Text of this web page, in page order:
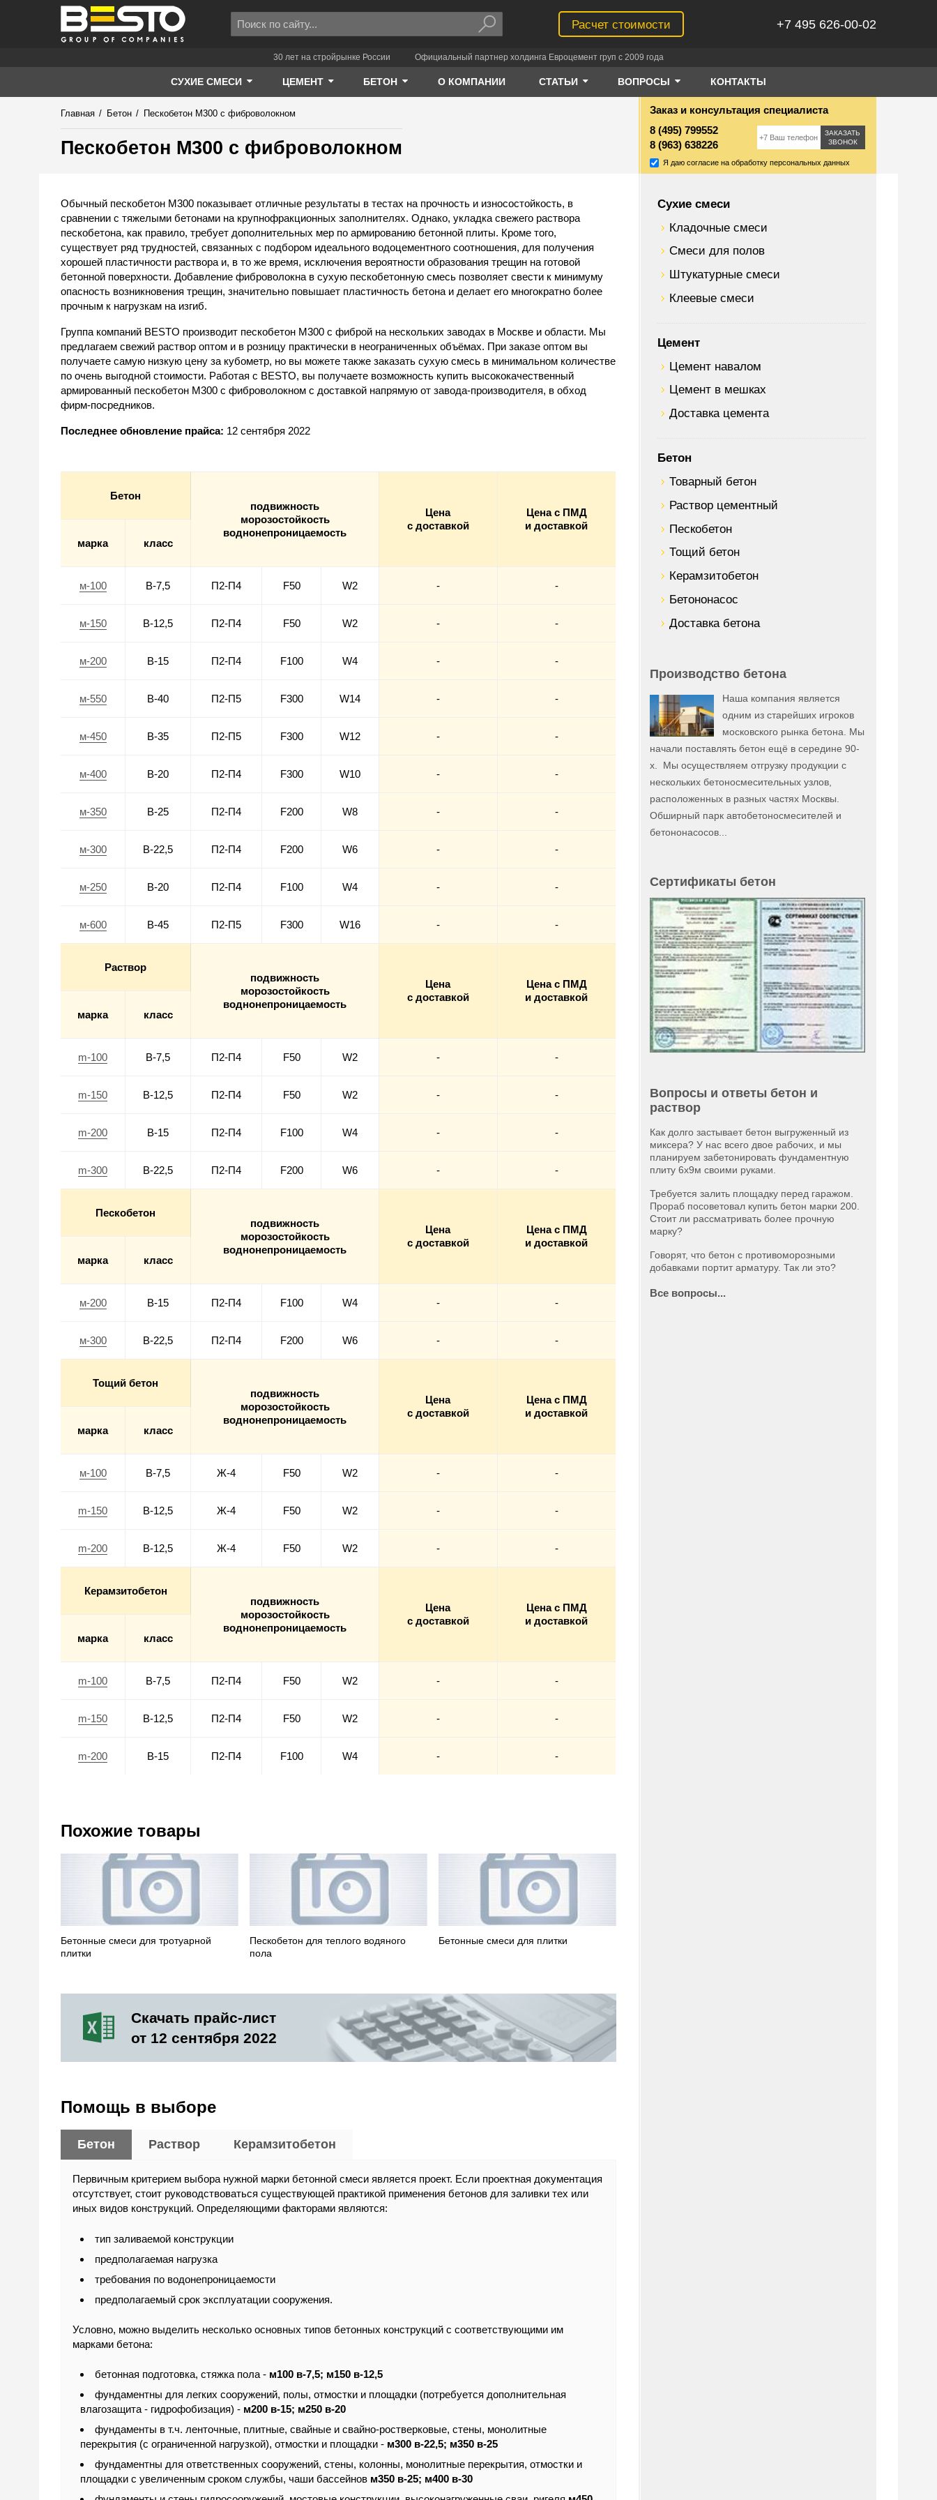
Расчет стоимости +7 495 626-00-02
30 лет на стройрынке России Официальный партнер холдинга Евроцемент груп с 2009 года
СУХИЕ СМЕСИ ЦЕМЕНТ БЕТОН О КОМПАНИИ СТАТЬИ ВОПРОСЫ КОНТАКТЫ
Главная / Бетон / Пескобетон М300 с фиброволокном
Пескобетон М300 с фиброволокном
Заказ и консультация специалиста
8 (495) 799552
8 (963) 638226
ЗАКАЗАТЬ
ЗВОНОК
Я даю согласие на обработку персональных данных
Обычный пескобетон М300 показывает отличные результаты в тестах на прочность и износостойкость, в
сравнении с тяжелыми бетонами на крупнофракционных заполнителях. Однако, укладка свежего раствора
пескобетона, как правило, требует дополнительных мер по армированию бетонной плиты. Кроме того,
существует ряд трудностей, связанных с подбором идеального водоцементного соотношения, для получения
хорошей пластичности раствора и, в то же время, исключения вероятности образования трещин на готовой
бетонной поверхности. Добавление фиброволокна в сухую пескобетонную смесь позволяет свести к минимуму
опасность возникновения трещин, значительно повышает пластичность бетона и делает его многократно более
прочным к нагрузкам на изгиб.
Группа компаний BESTO производит пескобетон М300 с фиброй на нескольких заводах в Москве и области. Мы
предлагаем свежий раствор оптом и в розницу практически в неограниченных объёмах. При заказе оптом вы
получаете самую низкую цену за кубометр, но вы можете также заказать сухую смесь в минимальном количестве
по очень выгодной стоимости. Работая с BESTO, вы получаете возможность купить высококачественный
армированный пескобетон М300 с фиброволокном с доставкой напрямую от завода-производителя, в обход
фирм-посредников.
Последнее обновление прайса: 12 сентября 2022
Бетон
подвижность
морозостойкость
воднонепроницаемость
Цена
с доставкой
Цена с ПМД
и доставкой
марка
класс
м-100 В-7,5 П2-П4 F50 W2 - -
м-150 В-12,5 П2-П4 F50 W2 - -
м-200 В-15 П2-П4 F100 W4 - -
м-550 В-40 П2-П5 F300 W14 - -
м-450 В-35 П2-П5 F300 W12 - -
м-400 В-20 П2-П4 F300 W10 - -
м-350 В-25 П2-П4 F200 W8 - -
м-300 В-22,5 П2-П4 F200 W6 - -
м-250 В-20 П2-П4 F100 W4 - -
м-600 В-45 П2-П5 F300 W16 - -
Раствор
подвижность
морозостойкость
воднонепроницаемость
Цена
с доставкой
Цена с ПМД
и доставкой
марка
класс
m-100 В-7,5 П2-П4 F50 W2 - -
m-150 В-12,5 П2-П4 F50 W2 - -
m-200 В-15 П2-П4 F100 W4 - -
m-300 В-22,5 П2-П4 F200 W6 - -
Пескобетон
подвижность
морозостойкость
воднонепроницаемость
Цена
с доставкой
Цена с ПМД
и доставкой
марка
класс
м-200 В-15 П2-П4 F100 W4 - -
м-300 В-22,5 П2-П4 F200 W6 - -
Тощий бетон
подвижность
морозостойкость
воднонепроницаемость
Цена
с доставкой
Цена с ПМД
и доставкой
марка
класс
м-100 В-7,5 Ж-4 F50 W2 - -
m-150 В-12,5 Ж-4 F50 W2 - -
m-200 В-12,5 Ж-4 F50 W2 - -
Керамзитобетон
подвижность
морозостойкость
воднонепроницаемость
Цена
с доставкой
Цена с ПМД
и доставкой
марка
класс
m-100 В-7,5 П2-П4 F50 W2 - -
m-150 В-12,5 П2-П4 F50 W2 - -
m-200 В-15 П2-П4 F100 W4 - -
Похожие товары
Бетонные смеси для тротуарной
плитки
Пескобетон для теплого водяного
пола
Бетонные смеси для плитки
Скачать прайс-лист
от 12 сентября 2022
Помощь в выборе
Бетон Раствор Керамзитобетон
Первичным критерием выбора нужной марки бетонной смеси является проект. Если проектная документация
отсутствует, стоит руководствоваться существующей практикой применения бетонов для заливки тех или
иных видов конструкций. Определяющими факторами являются:
тип заливаемой конструкции
предполагаемая нагрузка
требования по водонепроницаемости
предполагаемый срок эксплуатации сооружения.
Условно, можно выделить несколько основных типов бетонных конструкций с соответствующими им
марками бетона:
бетонная подготовка, стяжка пола - м100 в-7,5; м150 в-12,5
фундаментны для легких сооружений, полы, отмостки и площадки (потребуется дополнительная
влагозащита - гидрофобизация) - м200 в-15; м250 в-20
фундаменты в т.ч. ленточные, плитные, свайные и свайно-ростверковые, стены, монолитные
перекрытия (с ограниченной нагрузкой), отмостки и площадки - м300 в-22,5; м350 в-25
фундаментны для ответственных сооружений, стены, колонны, монолитные перекрытия, отмостки и
площадки с увеличенным сроком службы, чаши бассейнов м350 в-25; м400 в-30
Сухие смеси
Кладочные смеси
Смеси для полов
Штукатурные смеси
Клеевые смеси
Цемент
Цемент навалом
Цемент в мешках
Доставка цемента
Бетон
Товарный бетон
Раствор цементный
Пескобетон
Тощий бетон
Керамзитобетон
Бетононасос
Доставка бетона
Производство бетона
Наша компания является
одним из старейших игроков
московского рынка бетона. Мы
начали поставлять бетон ещё в середине 90-
х. Мы осуществляем отгрузку продукции с
нескольких бетоносмесительных узлов,
расположенных в разных частях Москвы.
Обширный парк автобетоносмесителей и
бетононасосов...
Сертификаты бетон
Вопросы и ответы бетон и
раствор
Как долго застывает бетон выгруженный из
миксера? У нас всего двое рабочих, и мы
планируем забетонировать фундаментную
плиту 6х9м своими руками.
Требуется залить площадку перед гаражом.
Прораб посоветовал купить бетон марки 200.
Стоит ли рассматривать более прочную
марку?
Говорят, что бетон с противоморозными
добавками портит арматуру. Так ли это?
Все вопросы...